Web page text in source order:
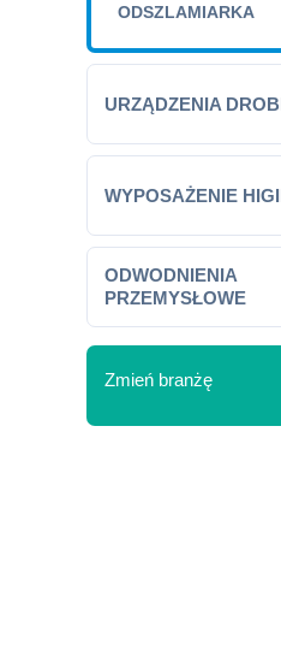
ODSZLAMIARKA
URZĄDZENIA
WYPOSAŻENIE
ODWODNIENIA
PRZEMYSŁOWE
Zmień branżę